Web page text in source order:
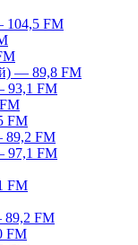
104,5 FM
— 89,8 FM
93,1 FM
FM
89,2 FM
97,1 FM
FM
89,2 FM
FM